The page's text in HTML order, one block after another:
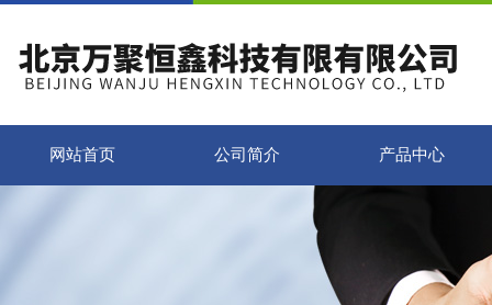
网站首页 公司简介 产品中心